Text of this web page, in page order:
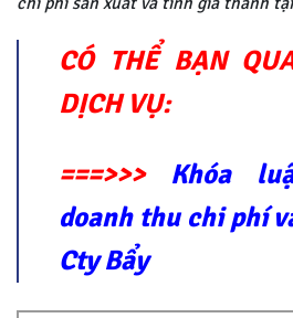
CÓ THỂ BẠN
DỊCH VỤ:
===>>> Khóa
doanh thu chi phí
Cty Bẩy